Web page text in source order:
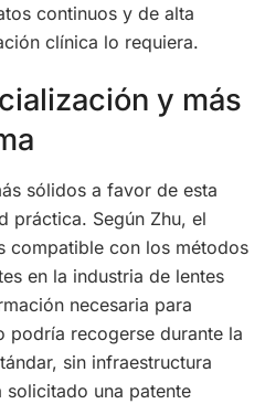
continuos y de alta
clínica lo requiera.
y más
sólidos a favor de esta
práctica. Según Zhu, el
compatible con los métodos
en la industria de lentes
necesaria para
podría recogerse durante la
sin infraestructura
una patente